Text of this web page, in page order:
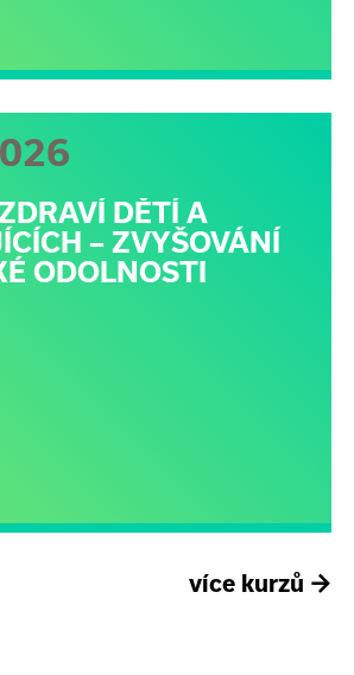
DĚTÍ A
– ZVYŠOVÁNÍ
ODOLNOSTI
více kurzů →